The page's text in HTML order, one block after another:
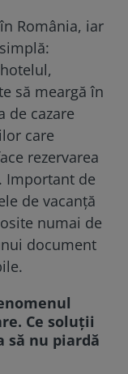
România, iar
să meargă în
de cazare
care
rezervarea
Important de
de vacanță
numai de
document
Ce soluţii
să nu piardă